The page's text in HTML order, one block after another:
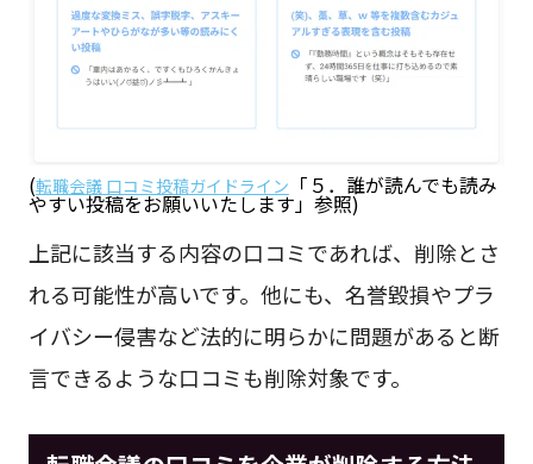
(転職会議 口コミ投稿ガイドライン 「５．誰が読んでも読み
やすい投稿をお願いいたします」参照)
上記に該当する内容の口コミであれば、削除とさ
れる可能性が高いです。他にも、名誉毀損やプラ
イバシー侵害など法的に明らかに問題があると断
言できるような口コミも削除対象です。